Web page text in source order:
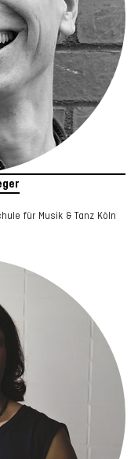
für Musik & Tanz Köln